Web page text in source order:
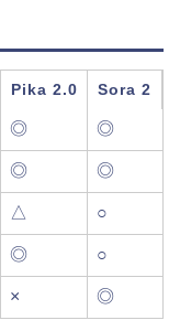
Pika 2.0 Sora 2
◎ ◎
◎ ◎
△ ○
◎ ○
× ◎